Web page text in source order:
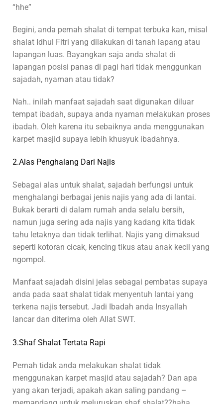
“hhe”
Begini, anda pernah shalat di tempat terbuka kan, misal
shalat Idhul Fitri yang dilakukan di tanah lapang atau
lapangan luas. Bayangkan saja anda shalat di
lapangan posisi panas di pagi hari tidak menggunkan
sajadah, nyaman atau tidak?
Nah.. inilah manfaat sajadah saat digunakan diluar
tempat ibadah, supaya anda nyaman melakukan proses
ibadah. Oleh karena itu sebaiknya anda menggunakan
karpet masjid supaya lebih khusyuk ibadahnya.
2.Alas Penghalang Dari Najis
Sebagai alas untuk shalat, sajadah berfungsi untuk
menghalangi berbagai jenis najis yang ada di lantai.
Bukak berarti di dalam rumah anda selalu bersih,
namun juga sering ada najis yang kadang kita tidak
tahu letaknya dan tidak terlihat. Najis yang dimaksud
seperti kotoran cicak, kencing tikus atau anak kecil yang
ngompol.
Manfaat sajadah disini jelas sebagai pembatas supaya
anda pada saat shalat tidak menyentuh lantai yang
terkena najis tersebut. Jadi Ibadah anda Insyallah
lancar dan diterima oleh Allat SWT.
3.Shaf Shalat Tertata Rapi
Pernah tidak anda melakukan shalat tidak
menggunakan karpet masjid atau sajadah? Dan apa
yang akan terjadi, apakah akan saling pandang –